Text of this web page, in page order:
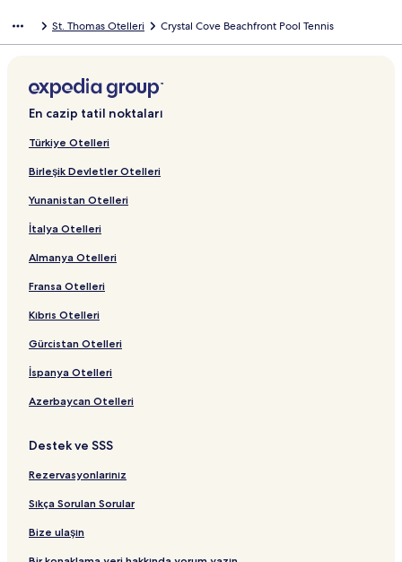
St. Thomas Otelleri Crystal Cove Beachfront Pool Tennis
En cazip tatil noktaları
Türkiye Otelleri
Birleşik Devletler Otelleri
Yunanistan Otelleri
İtalya Otelleri
Almanya Otelleri
Fransa Otelleri
Kıbrıs Otelleri
Gürcistan Otelleri
İspanya Otelleri
Azerbaycan Otelleri
Destek ve SSS
Rezervasyonlarınız
Sıkça Sorulan Sorular
Bize ulaşın